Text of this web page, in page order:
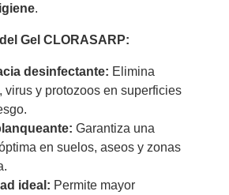
.
Gel CLORASARP:
desinfectante: Elimina
virus y protozoos en superficies
Garantiza una
en suelos, aseos y zonas
ideal: Permite mayor